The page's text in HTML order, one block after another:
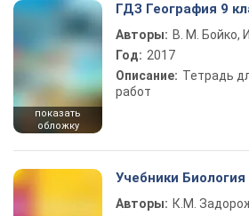
показать
обложку
ГДЗ География 9
Авторы: В. М. Бойко,
Год: 2017
Описание: Тетрадь
работ
Учебники Биология
Авторы: К.М.